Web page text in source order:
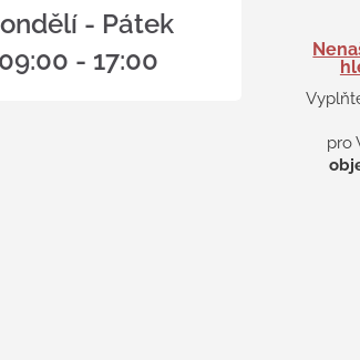
- Pátek
09:00 - 17:00
pro